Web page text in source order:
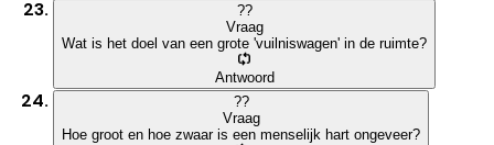
??
Vraag
Wat is het doel van een grote 'vuilniswagen' in de ruimte?
Antwoord
??
Vraag
Hoe groot en hoe zwaar is een menselijk hart ongeveer?